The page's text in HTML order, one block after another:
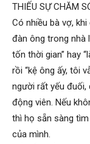
dịch
thám
THIẾU SỰ CHĂM
Có nhiều bà vợ,
đàn ông trong nhà
tốn thời gian” hay
rồi “kệ ông ấy, tôi
người rất yếu đuối,
động viên. Nếu
thì họ sẵn sàng
của mình.